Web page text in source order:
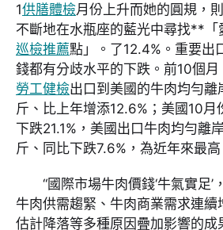
1供膳體檢月份上升而她的圓規，
不斷地在水瓶座的藍光中尋找**「
巡檢推薦點」。了12.4%。重要出
錢都有分歧水平的下跌。前10個月
勞工健檢出口到美國的牛肉均勻
斤、比上年增添12.6%；美國10月
下跌21.1%，美國出口牛肉均勻離
斤、同比下跌7.6%，為近年來最高
“國際市場牛肉價錢‘牛氣實足’
牛肉供需趨緊、牛肉商業需求連續
估計降落等多種原因疊加影響的成